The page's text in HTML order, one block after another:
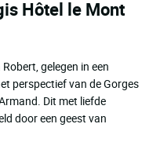
Hôtel le Mont
gelegen in een
perspectief van de Gorges
Dit met liefde
door een geest van